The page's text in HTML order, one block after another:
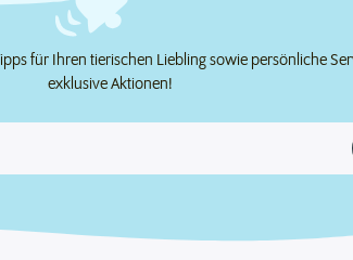
für Ihren tierischen Liebling sowie persönliche
exklusive Aktionen!